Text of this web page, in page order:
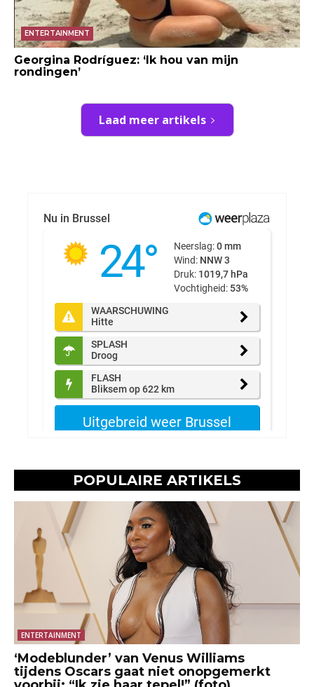
ENTERTAINMENT
Georgina Rodríguez: ‘Ik hou van mijn
rondingen’
Laad meer artikels
POPULAIRE ARTIKELS
ENTERTAINMENT
‘Modeblunder’ van Venus Williams
tijdens Oscars gaat niet onopgemerkt